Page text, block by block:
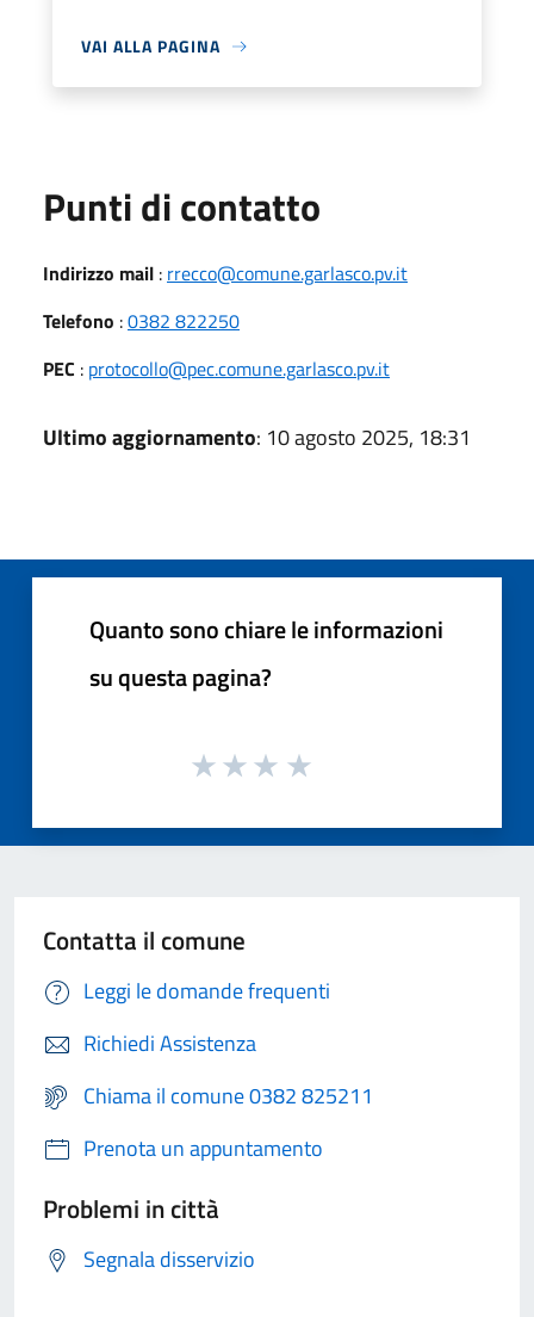
VAI ALLA PAGINA
Punti di contatto
Indirizzo mail : rrecco@comune.garlasco.pv.it
Telefono :0382 822250
PEC : protocollo@pec.comune.garlasco.pv.it
Ultimo aggiornamento: 10 agosto 2025, 18:31
Quanto sono chiare le informazioni
su questa pagina?
Contatta il comune
Leggi le domande frequenti
Richiedi Assistenza
Chiama il comune 0382 825211
Prenota un appuntamento
Problemi in città
Segnala disservizio